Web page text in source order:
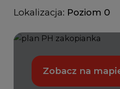
Lokalizacja: Poziom 0
Zobacz na